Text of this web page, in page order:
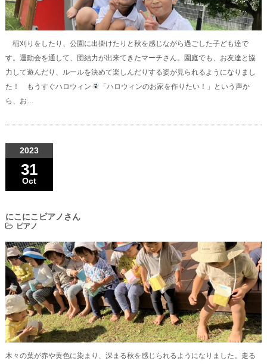
稲刈りをしたり、公園に出掛けたりと秋を感じながら過ごした子ども達で
す。運動会を通して、団結力が出来てきたマーチさん。園庭でも、お友達と協
力して遊んだり、ルールを決めて楽しんだりする姿が見られるようになりまし
た！ もうすぐハロウィン
「ハロウィンのお家を作りたい！」という声か
ら、お…
2023
31
Oct
にこにこピアノさん
ピアノ
木々の葉が赤や黄色に染まり、深まる秋を感じられるようになりました。走る